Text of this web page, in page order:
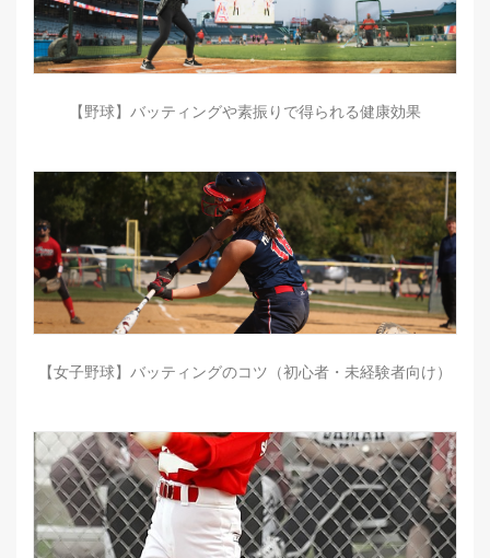
【野球】バッティングや素振りで得られる健康効果
【女子野球】バッティングのコツ（初心者・未経験者向け）